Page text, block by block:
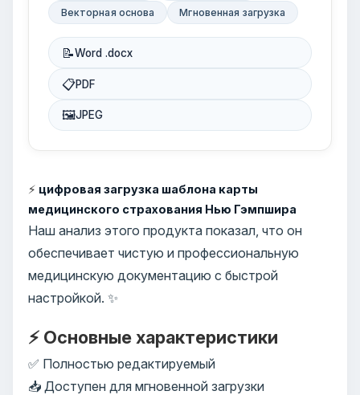
Векторная основа
Мгновенная загрузка
📝Word .docx
📋PDF
🖼JPEG
⚡ цифровая загрузка шаблона карты
медицинского страхования Нью Гэмпшира
Наш анализ этого продукта показал, что он
обеспечивает чистую и профессиональную
медицинскую документацию с быстрой
настройкой. ✨
⚡ Основные характеристики
✅ Полностью редактируемый
📥 Доступен для мгновенной загрузки